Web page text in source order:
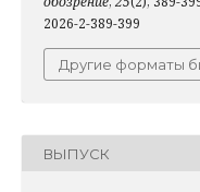
2026-2-389-399
Другие форматы
ВЫПУСК